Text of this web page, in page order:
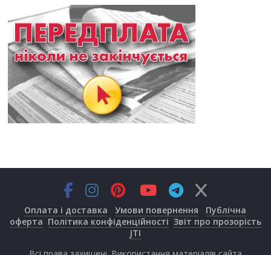
Оплата і доставка Умови повернення
Публічна
оферта Політика конфіденційності Звіт про прозорість
JTI